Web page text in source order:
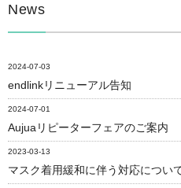
News
2024-07-03
endlinkリニューアル告知
2024-07-01
Aujuaリピーターフェアのご案内
2023-03-13
マスク着用緩和に伴う対応につい